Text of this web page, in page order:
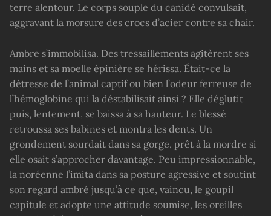
terre alentour. Le corps souple du canidé convulsait,
aggravant la morsure des crocs d’acier contre sa chair.
Ambre s’immobilisa. Des tressaillements agitèrent ses
mains et sa moelle épinière se hérissa. Était-ce la
détresse de l’animal captif ou bien l’odeur ferreuse de
l’hémoglobine qui la déstabilisait ainsi ? Elle déglutit
puis, lentement, se baissa à sa hauteur. Le blessé
retroussa ses babines et montra les dents. Un
grondement sourdait dans sa gorge, prêt à la mordre si
elle osait s’approcher davantage. Peu impressionnable,
la noréenne l’imita dans sa posture agressive et soutint
son regard ambré jusqu’à ce que, vaincu, le goupil
capitule et adopte une attitude soumise, les oreilles